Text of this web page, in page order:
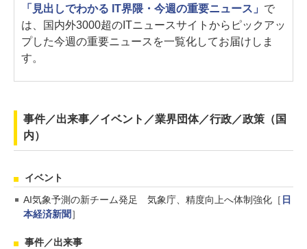
「見出しでわかる IT界隈・今週の重要ニュース」 で
は、国内外3000超のITニュースサイトからピックアッ
プした今週の重要ニュースを一覧化してお届けしま
す。
事件／出来事／イベント／業界団体／行政／政策（国
内）
イベント
AI気象予測の新チーム発足 気象庁、精度向上へ体制強化［ 日
本経済新聞］
事件／出来事